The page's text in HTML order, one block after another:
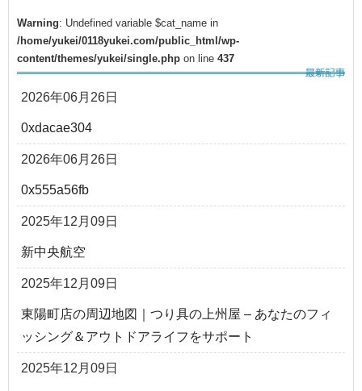
Warning: Undefined variable $cat_name in
/home/yukei/0118yukei.com/public_html/wp-
content/themes/yukei/single.php on line 437
2026年06月26日
0xdacae304
2026年06月26日
0x555a56fb
2025年12月09日
新中央航空
2025年12月09日
東陽町店の周辺地図｜つり具の上州屋 – あなたのフィ
ッシング＆アウトドアライフをサポート
2025年12月09日